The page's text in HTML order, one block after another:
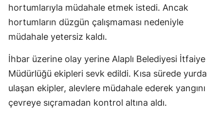
hortumlarıyla müdahale etmek istedi. Ancak
hortumların düzgün çalışmaması nedeniyle
müdahale yetersiz kaldı.
İhbar üzerine olay yerine Alaplı Belediyesi İtfaiye
Müdürlüğü ekipleri sevk edildi. Kısa sürede yurda
ulaşan ekipler, alevlere müdahale ederek yangını
çevreye sıçramadan kontrol altına aldı.